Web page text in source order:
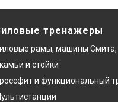
тренажеры
рамы, машины Смита,
и стойки
и функциональный